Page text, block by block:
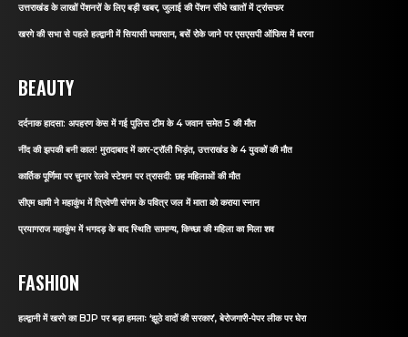
उत्तराखंड के लाखों पेंशनरों के लिए बड़ी खबर, जुलाई की पेंशन सीधे खातों में ट्रांसफर
खरगे की सभा से पहले हल्द्वानी में सियासी घमासान, बसें रोके जाने पर एसएसपी ऑफिस में धरना
BEAUTY
दर्दनाक हादसा: अपहरण केस में गई पुलिस टीम के 4 जवान समेत 5 की मौत
नींद की झपकी बनी काल! मुरादाबाद में कार-ट्रॉली भिड़ंत, उत्तराखंड के 4 युवकों की मौत
कार्तिक पूर्णिमा पर चुनार रेलवे स्टेशन पर त्रासदी: छह महिलाओं की मौत
सीएम धामी ने महाकुंभ में त्रिवेणी संगम के पवित्र जल में माता को कराया स्नान
प्रयागराज महाकुंभ में भगदड़ के बाद स्थिति सामान्य, किच्छा की महिला का मिला शव
FASHION
हल्द्वानी में खरगे का BJP पर बड़ा हमलाः ‘झूठे वादों की सरकार’, बेरोजगारी-पेपर लीक पर घेरा